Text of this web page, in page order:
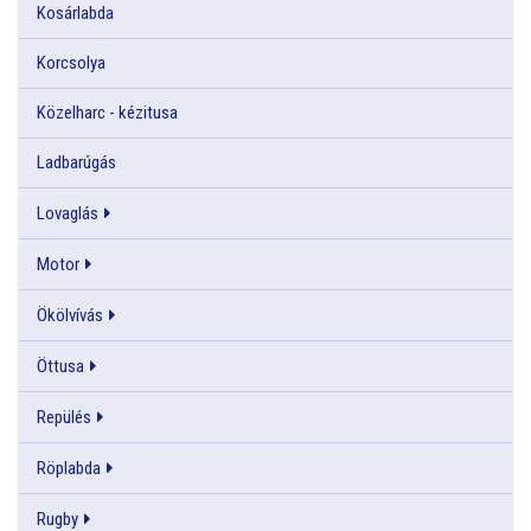
Kosárlabda
Korcsolya
Közelharc - kézitusa
Ladbarúgás
Lovaglás
Motor
Ökölvívás
Öttusa
Repülés
Röplabda
Rugby